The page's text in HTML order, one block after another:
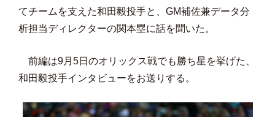
てチームを支えた和田毅投手と、GM補佐兼データ分
析担当ディレクターの関本塁に話を聞いた。
前編は9月5日のオリックス戦でも勝ち星を挙げた、
和田毅投手インタビューをお送りする。